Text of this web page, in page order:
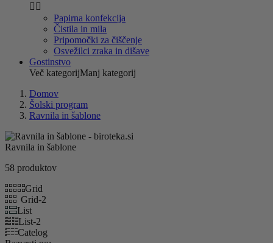
 
Papirna konfekcija
Čistila in mila
Pripomočki za čiščenje
Osvežilci zraka in dišave
Gostinstvo
Več kategorijManj kategorij
Domov
Šolski program
Ravnila in šablone
Ravnila in šablone
58 produktov
Grid
Grid-2
List
List-2
Catelog